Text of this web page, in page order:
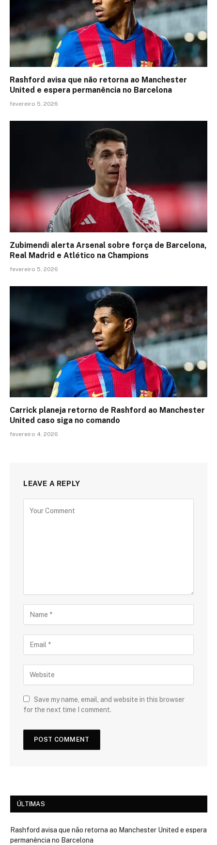
Rashford avisa que não retorna ao Manchester
United e espera permanência no Barcelona
fevereiro 5, 2026
Zubimendi alerta Arsenal sobre força de Barcelona,
Real Madrid e Atlético na Champions
fevereiro 5, 2026
Carrick planeja retorno de Rashford ao Manchester
United caso siga no comando
fevereiro 4, 2026
LEAVE A REPLY
Save my name, email, and website in this browser
for the next time I comment.
ÚLTIMAS
Rashford avisa que não retorna ao Manchester United e espera
permanência no Barcelona